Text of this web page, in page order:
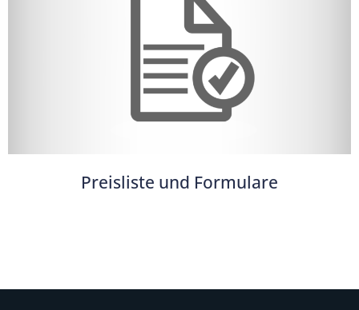
Preisliste und Formulare